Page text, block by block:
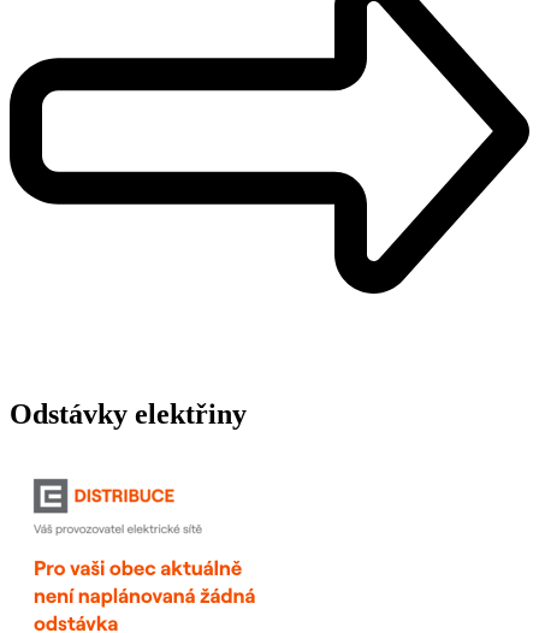
Odstávky elektřiny